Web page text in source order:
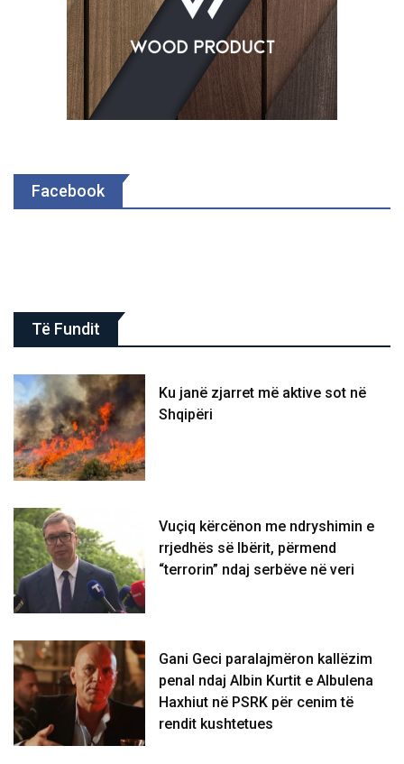
Facebook
Të Fundit
Ku janë zjarret më aktive sot në
Shqipëri
Vuçiq kërcënon me ndryshimin e
rrjedhës së Ibërit, përmend
“terrorin” ndaj serbëve në veri
Gani Geci paralajmëron kallëzim
penal ndaj Albin Kurtit e Albulena
Haxhiut në PSRK për cenim të
rendit kushtetues